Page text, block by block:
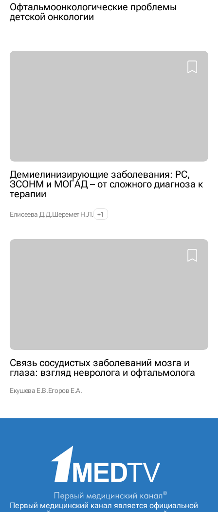
Офтальмоонкологические проблемы
детской онкологии
Демиелинизирующие заболевания: РС,
ЗСОНМ и МОГАД – от сложного диагноза к
терапии
Елисеева Д.Д.Шеремет Н.Л. +1
Связь сосудистых заболеваний мозга и
глаза: взгляд невролога и офтальмолога
Екушева Е.В.Егоров Е.А.
Первый медицинский канал является официальной